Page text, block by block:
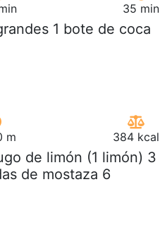
35 min
1 bote de coca
m 384 kcal
de limón (1 limón) 3
de mostaza 6